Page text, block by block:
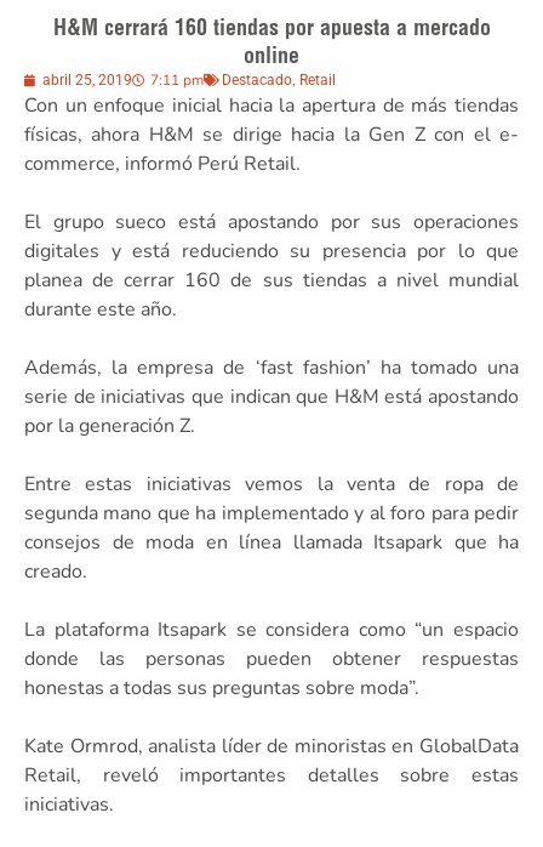
H&M cerrará 160 tiendas por apuesta a mercado
online
abril 25, 2019 7:11 pm Destacado, Retail
Con un enfoque inicial hacia la apertura de más tiendas
físicas, ahora H&M se dirige hacia la Gen Z con el e-
commerce, informó Perú Retail.
El grupo sueco está apostando por sus operaciones
digitales y está reduciendo su presencia por lo que
planea de cerrar 160 de sus tiendas a nivel mundial
durante este año.
Además, la empresa de ‘fast fashion’ ha tomado una
serie de iniciativas que indican que H&M está apostando
por la generación Z.
Entre estas iniciativas vemos la venta de ropa de
segunda mano que ha implementado y al foro para pedir
consejos de moda en línea llamada Itsapark que ha
creado.
La plataforma Itsapark se considera como “un espacio
donde las personas pueden obtener respuestas
honestas a todas sus preguntas sobre moda”.
Kate Ormrod, analista líder de minoristas en GlobalData
Retail, reveló importantes detalles sobre estas
iniciativas.